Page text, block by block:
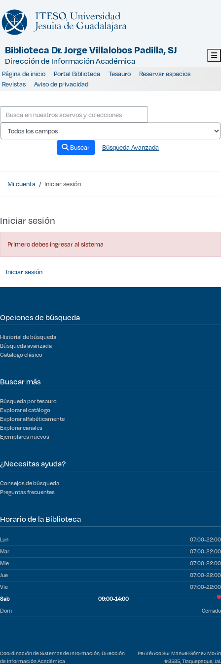
Biblioteca Dr. Jorge Villalobos Padilla, SJ
Dirección de Información Académica
Página de inicio Portal Biblioteca Tesauro
Reservar espacios
Revistas
Aviso de privacidad
Buscar Búsqueda Avanzada
Mi cuenta Iniciar sesión
Iniciar sesión
Primero debes ingresar al sistema
Iniciar sesión
Opciones de búsqueda
Historial de búsqueda
Búsqueda avanzada
Catálogo clásico
Buscar más
Búsqueda por tesauro
Explorar el catálogo
Explorar alfabéticamente
Explorar canales
Ejemplares nuevos
¿Necesitas ayuda?
Consejos de búsqueda
Preguntas frecuentes
Horario de la Biblioteca
Lun
07:00-22:00
Mar
07:00-22:00
Mie
07:00-22:00
Jue
07:00-22:00
Vie
07:00-22:00
Sab
09:00-14:00
Dom
Cerrado
Coordinación de Sistemas de Información, Dirección
de Información Académica
Periférico Sur Manuel Gómez Morín
#8585, Tlaquepaque, Jal.